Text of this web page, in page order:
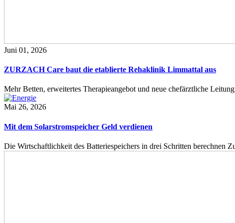
Juni 01, 2026
ZURZACH Care baut die etablierte Rehaklinik Limmattal aus
Mehr Betten, erweitertes Therapieangebot und neue chefärztliche
Mai 26, 2026
Mit dem Solarstromspeicher Geld verdienen
Die Wirtschaftlichkeit des Batteriespeichers in drei Schritten